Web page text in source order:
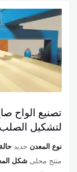
تصنيع الواح
لتشكيل الصلب
نوع المعدن حديد
منتج محلى شكل